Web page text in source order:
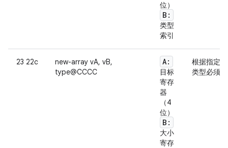
位）
B:
类型
索引
23 22c
new-array vA, vB,
type@CCCC
A:
目标
寄存
器
（4
位）
B:
大小
寄存
根据指定
类型必须